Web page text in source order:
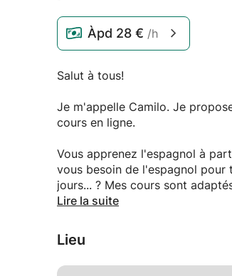
Àpd 28 € /h
Salut à tous!
Je m'appelle Camilo. Je
cours en ligne.
Vous apprenez l'espagnol à
vous besoin de l'espagnol pour
jours... ? Mes cours sont
Je suis dans l'attente de votre
Camille
Lire la suite
Lieu